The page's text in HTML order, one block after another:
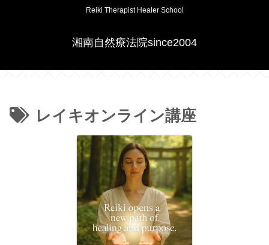
Reiki Therapist Healer School
湘南自然療法院since2004
レイキオンライン講座